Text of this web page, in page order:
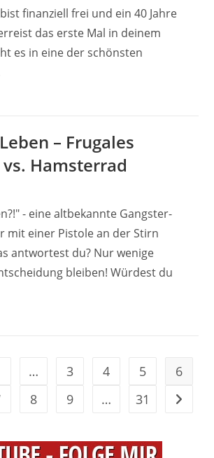
finanziell frei und ein 40 Jahre
das erste Mal in deinem
es in eine der schönsten
– Frugales
Hamsterrad
- eine altbekannte Gangster-
mit einer Pistole an der Stirn
antwortest du? Nur wenige
bleiben! Würdest du
Seite
… 3 4 5
6
8 9 … 31 Gehe